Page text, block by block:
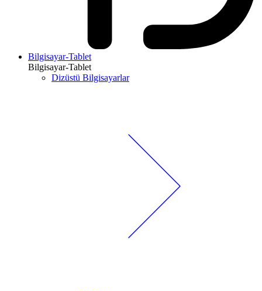
Bilgisayar-Tablet
Bilgisayar-Tablet
Dizüstü Bilgisayarlar